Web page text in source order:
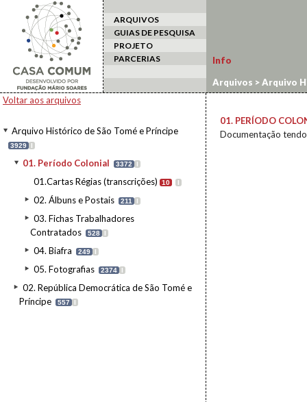
ARQUIVOS
GUIAS DE PESQUISA
PROJETO
PARCERIAS
Voltar aos arquivos
Arquivo Histórico de São Tomé e Príncipe
3929 I
01. Período Colonial 3372 I
01.Cartas Régias (transcrições) 10 I
02. Álbuns e Postais 211 I
03. Fichas Trabalhadores
Contratados
528 I
04. Biafra 249 I
05. Fotografias 2374 I
02. República Democrática de São Tomé e
Príncipe
557 I
Info
Arquivos >Arquivo
01. PERÍODO
Documentação